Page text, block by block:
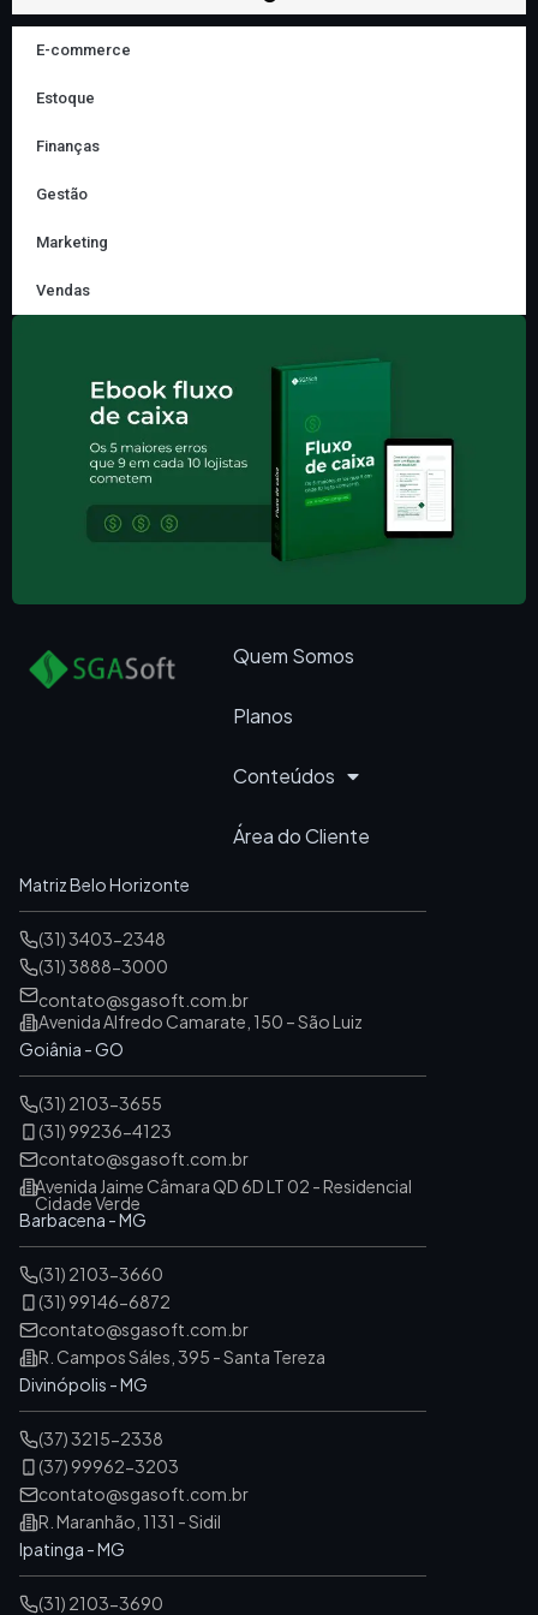
E-commerce
Estoque
Finanças
Gestão
Marketing
Vendas
Quem Somos
Planos
Conteúdos
Área do Cliente
Matriz Belo Horizonte
(31) 3403-2348
(31) 3888-3000
contato@sgasoft.com.br
Avenida Alfredo Camarate, 150 – São Luiz
Goiânia - GO
(31) 2103-3655
(31) 99236-4123
contato@sgasoft.com.br
Avenida Jaime Câmara QD 6D LT 02 - Residencial
Cidade Verde
Barbacena - MG
(31) 2103-3660
(31) 99146-6872
contato@sgasoft.com.br
R. Campos Sáles, 395 - Santa Tereza
Divinópolis - MG
(37) 3215-2338
(37) 99962-3203
contato@sgasoft.com.br
R. Maranhão, 1131 - Sidil
Ipatinga - MG
(31) 2103-3690